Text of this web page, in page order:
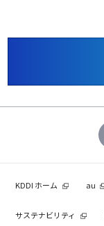
KDDI ホーム au
サステナビリティ